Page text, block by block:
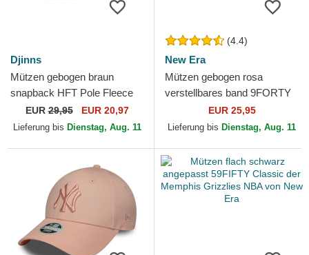
Djinns
Mützen gebogen braun
snapback HFT Pole Fleece
von Djinns
EUR29,95 EUR 20,97
Lieferung bis Dienstag, Aug. 11
(4.4)
New Era
Mützen gebogen rosa
verstellbares band 9FORTY
League Essential der New
York Yankees MLB von New
EUR 25,95
Lieferung bis Dienstag, Aug. 11